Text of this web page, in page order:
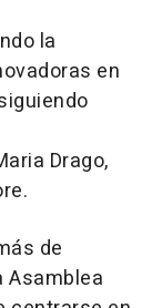
la
en
Drago,
de
Asamblea